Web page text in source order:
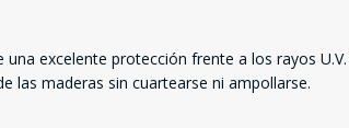
excelente protección frente a los rayos
las maderas sin cuartearse ni ampollarse.